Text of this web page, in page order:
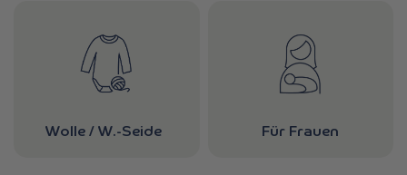
Wolle / W.-Seide Für Frauen